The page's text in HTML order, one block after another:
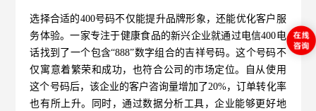
选择合适的400号码不仅能提升品牌形象，还能优化客户服
务体验。一家专注于健康食品的新兴企业就通过电信400电
话找到了一个包含“888”数字组合的吉祥号码。这个号码不
仅寓意着繁荣和成功，也符合公司的市场定位。自从使用
这个号码后，该企业的客户咨询量增加了20%，订单转化率
也有所上升。同时，通过数据分析工具，企业能够更好地